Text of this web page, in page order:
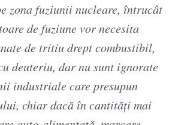
zona fuziunii nucleare, întrucât
de fuziune vor necesita
de tritiu drept combustibil,
deuteriu, dar nu sunt ignorate
industriale care presupun
chiar dacă în cantităţi mai